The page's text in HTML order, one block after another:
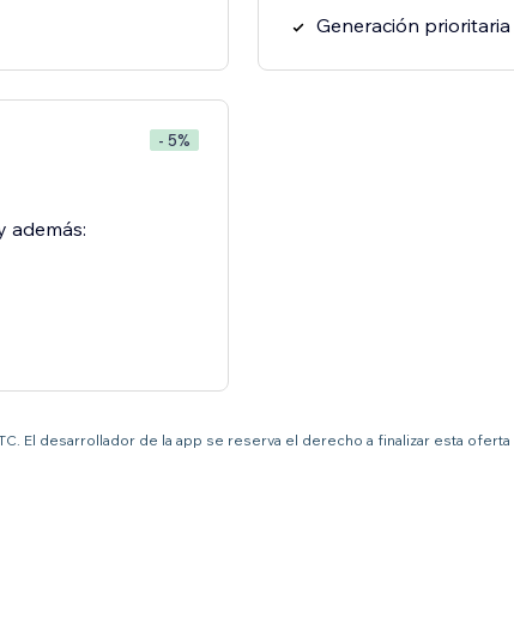
Generación prioritaria
- 5%
además:
El desarrollador de la app se reserva el derecho a finalizar esta